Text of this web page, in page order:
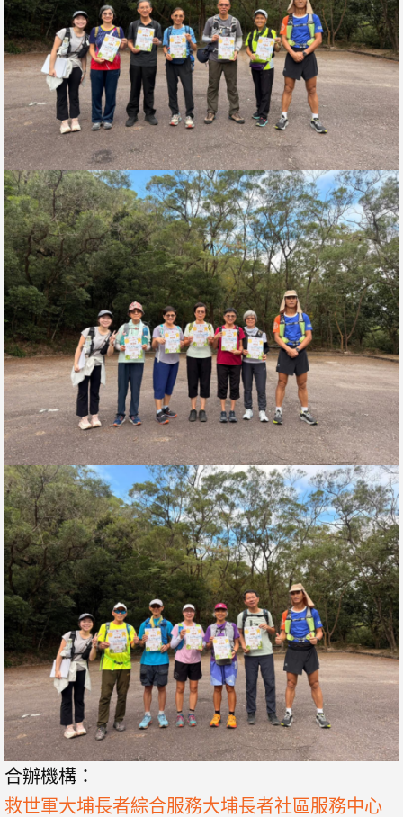
合辦機構：
救世軍大埔長者綜合服務大埔長者社區服務中心